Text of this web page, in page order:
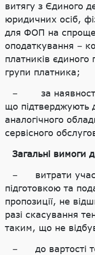
витягу з Єдиного
юридичних осіб,
для ФОП на
оподаткування –
платників єдиного
групи платника;
– за наявності
що підтверджують
аналогічного
сервісного
Загальні вимоги
– витрати
підготовкою та
пропозиції, не
разі скасування
таким, що не
– до вартості